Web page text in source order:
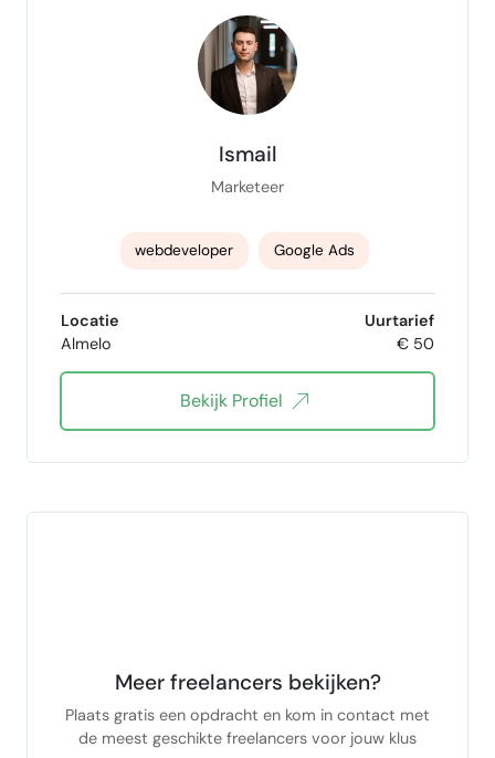
Ismail
Marketeer
webdeveloper Google Ads
Social Media Management Webdesigner
ecommerce management
Locatie
Almelo
Uurtarief
€ 50
Bekijk Profiel
Meer freelancers bekijken?
Plaats gratis een opdracht en kom in contact met
de meest geschikte freelancers voor jouw klus